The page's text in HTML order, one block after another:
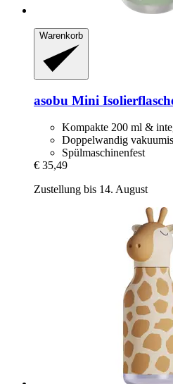
Warenkorb
asobu Mini
Kompakte 200 ml &
Doppelwandig
Spülmaschinenfest
€ 35,49
Zustellung bis 14. August